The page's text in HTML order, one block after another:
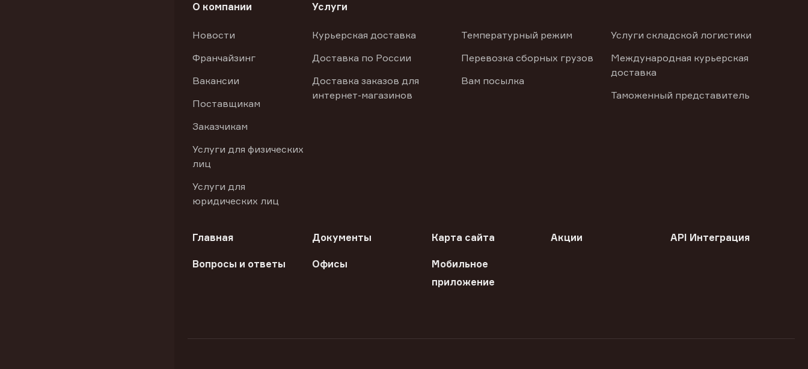
О компании
Новости
Франчайзинг
Вакансии
Поставщикам
Заказчикам
Услуги для физических
лиц
Услуги для
юридических лиц
Услуги
Курьерская доставка
Доставка по России
Доставка заказов для
интернет-магазинов
Температурный режим
Перевозка сборных грузов
Вам посылка
Услуги складской логистики
Международная курьерская
доставка
Таможенный представитель
Главная Документы Карта сайта Акции API Интеграция
Вопросы и ответы Офисы
Мобильное
приложение